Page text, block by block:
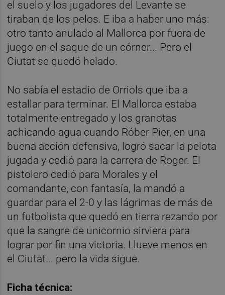
el suelo y los jugadores del Levante se
tiraban de los pelos. E iba a haber uno más:
otro tanto anulado al Mallorca por fuera de
juego en el saque de un córner... Pero el
Ciutat se quedó helado.
No sabía el estadio de Orriols que iba a
estallar para terminar. El Mallorca estaba
totalmente entregado y los granotas
achicando agua cuando Róber Pier, en una
buena acción defensiva, logró sacar la pelota
jugada y cedió para la carrera de Roger. El
pistolero cedió para Morales y el
comandante, con fantasía, la mandó a
guardar para el 2-0 y las lágrimas de más de
un futbolista que quedó en tierra rezando por
que la sangre de unicornio sirviera para
lograr por fin una victoria. Llueve menos en
el Ciutat... pero la vida sigue.
Ficha técnica: